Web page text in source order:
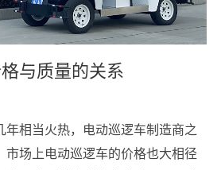
与质量的关系
年相当火热，电动巡逻车制造商之
市场上电动巡逻车的价格也大相径